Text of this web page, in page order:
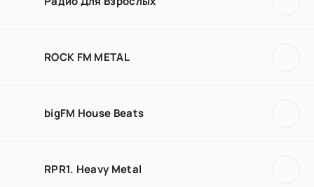
ROCK FM METAL
bigFM House Beats
RPR1. Heavy Metal